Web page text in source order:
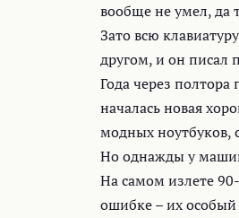
вообще не умел, да
Зато всю
другом, и он писал
Года через полтора
началась новая
модных ноутбуков,
Но однажды у
На самом излете
ошибке – их